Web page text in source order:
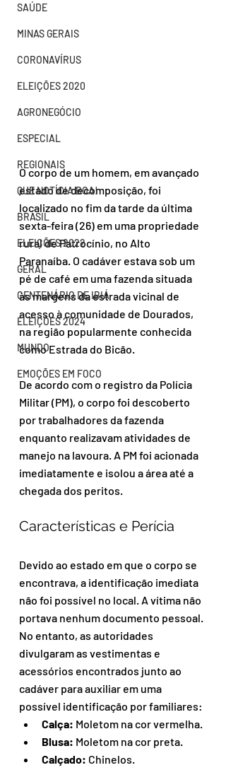
SAÚDE
MINAS GERAIS
CORONAVÍRUS
ELEIÇÕES 2020
AGRONEGÓCIO
ESPECIAL
REGIONAIS
QUE NOTÍCIA BOA!
BRASIL
ELEIÇÕES 2022
GERAL
CENTENÁRIO DE IBIÁ
ELEIÇÕES 2024
MUNDO
EMOÇÕES EM FOCO
O corpo de um homem, em avançado
estado de decomposição, foi
localizado no fim da tarde da última
sexta-feira (26) em uma propriedade
rural de Patrocínio, no Alto
Paranaíba. O cadáver estava sob um
pé de café em uma fazenda situada
às margens da estrada vicinal de
acesso à comunidade de Dourados,
na região popularmente conhecida
como Estrada do Bicão.
De acordo com o registro da Polícia
Militar (PM), o corpo foi descoberto
por trabalhadores da fazenda
enquanto realizavam atividades de
manejo na lavoura. A PM foi acionada
imediatamente e isolou a área até a
chegada dos peritos.
Características e Perícia
Devido ao estado em que o corpo se
encontrava, a identificação imediata
não foi possível no local. A vítima não
portava nenhum documento pessoal.
No entanto, as autoridades
divulgaram as vestimentas e
acessórios encontrados junto ao
cadáver para auxiliar em uma
possível identificação por familiares:
Calça: Moletom na cor vermelha.
Blusa: Moletom na cor preta.
Calçado: Chinelos.